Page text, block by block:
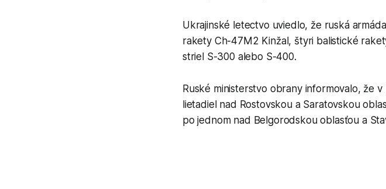
Ukrajinské letectvo uviedlo, že ruská
rakety Ch-47M2 Kinžal, štyri balistické
striel S-300 alebo S-400.
Ruské ministerstvo obrany informovalo, že
lietadiel nad Rostovskou a Saratovskou
po jednom nad Belgorodskou oblasťou a